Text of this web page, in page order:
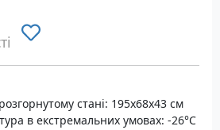
стані: 195x68x43 см
в екстремальних умовах: -26°C